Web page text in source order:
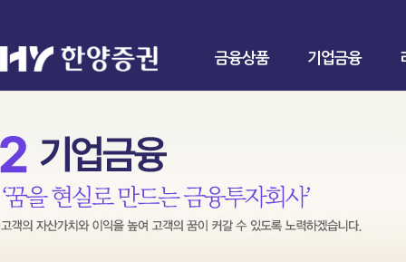
금융상품 기업금융